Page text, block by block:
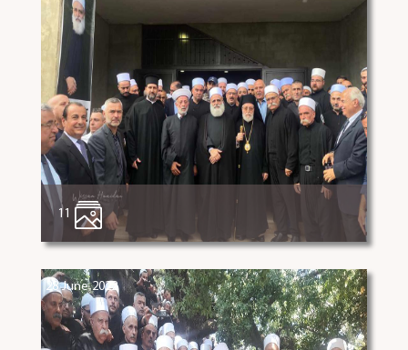
11
28 June 2022